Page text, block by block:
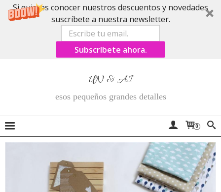
Si quieres conocer nuestros descuentos y novedades
suscríbete a nuestra newsletter.
Subscríbete ahora.
UN & AI
esos pequeños grandes detalles
0